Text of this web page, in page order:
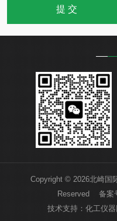
Copyright © 2026北崎国
Reserved 备案
技术支持：化工仪器